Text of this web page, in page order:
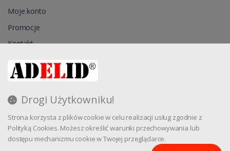
Drogi Użytkowniku!
Strona korzysta z plików cookie w celu realizacji usług zgodnie z
Polityką Cookies. Możesz określić warunki przechowywania lub
dostępu mechanizmu cookie w Twojej przeglądarce.
Moje konto
Promocje
Kontakt
Regulamin
Reklamacja